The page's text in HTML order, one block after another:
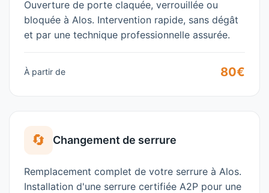
Ouverture de porte claquée, verrouillée ou
bloquée à Alos. Intervention rapide, sans dégât
et par une technique professionnelle assurée.
À partir de 80€
🔄 Changement de serrure
Remplacement complet de votre serrure à Alos.
Installation d'une serrure certifiée A2P pour une